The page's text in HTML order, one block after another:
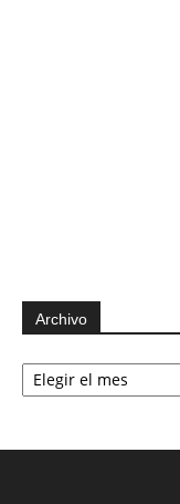
Archivo
Archivo